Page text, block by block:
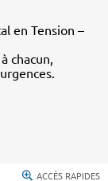
en Tension –
chacun,
ACCÈS RAPIDES